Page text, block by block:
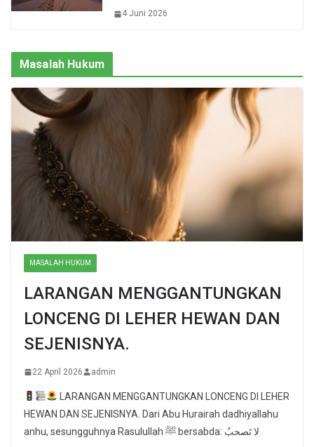
4 Juni 2026
Masalah Hukum
MASALAH HUKUM
LARANGAN MENGGANTUNGKAN
LONCENG DI LEHER HEWAN DAN
SEJENISNYA.
22 April 2026 admin
LARANGAN MENGGANTUNGKAN LONCENG DI LEHER
HEWAN DAN SEJENISNYA. Dari Abu Hurairah dadhiyallahu
anhu, sesungguhnya Rasulullah ﷺ bersabda: لا تَصحبُ